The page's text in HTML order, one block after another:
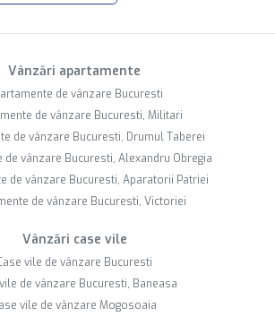
Vânzări apartamente
de vânzare Bucuresti
de vânzare Bucuresti, Militari
de vânzare Bucuresti, Drumul Taberei
de vânzare Bucuresti, Alexandru Obregia
de vânzare Bucuresti, Aparatorii Patriei
de vânzare Bucuresti, Victoriei
Vânzări case vile
vile de vânzare Bucuresti
de vânzare Bucuresti, Baneasa
vile de vânzare Mogosoaia